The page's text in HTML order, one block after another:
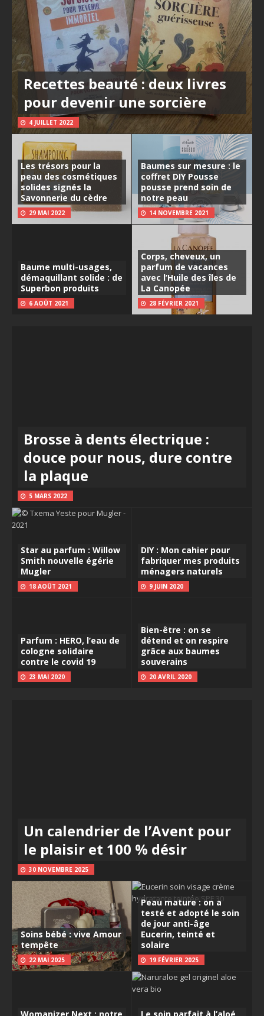
Recettes beauté : deux livres
pour devenir une sorcière
4 JUILLET 2022
Les trésors pour la
peau des cosmétiques
solides signés la
Savonnerie du cèdre
29 MAI 2022
Baumes sur mesure : le
coffret DIY Pousse
pousse prend soin de
notre peau
14 NOVEMBRE 2021
Baume multi-usages,
démaquillant solide : de
Superbon produits
6 AOÛT 2021
Corps, cheveux, un
parfum de vacances
avec l’Huile des îles de
La Canopée
28 FÉVRIER 2021
Brosse à dents électrique :
douce pour nous, dure contre
la plaque
5 MARS 2022
Star au parfum : Willow
Smith nouvelle égérie
Mugler
18 AOÛT 2021
DIY : Mon cahier pour
fabriquer mes produits
ménagers naturels
9 JUIN 2020
Parfum : HERO, l’eau de
cologne solidaire
contre le covid 19
23 MAI 2020
Bien-être : on se
détend et on respire
grâce aux baumes
souverains
20 AVRIL 2020
Un calendrier de l’Avent pour
le plaisir et 100 % désir
30 NOVEMBRE 2025
Soins bébé : vive Amour
tempête
22 MAI 2025
Peau mature : on a
testé et adopté le soin
de jour anti-âge
Eucerin, teinté et
solaire
19 FÉVRIER 2025